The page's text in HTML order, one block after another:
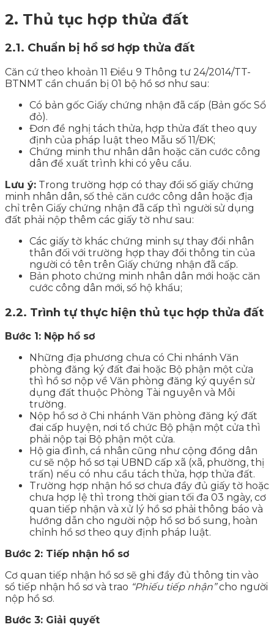
2. Thủ tục hợp thửa đất
2.1. Chuẩn bị hồ sơ hợp thửa đất
Căn cứ theo khoản 11 Điều 9 Thông tư 24/2014/TT-
BTNMT cần chuẩn bị 01 bộ hồ sơ như sau:
Có bản gốc Giấy chứng nhận đã cấp (Bản gốc Sổ
đỏ).
Đơn đề nghị tách thửa, hợp thửa đất theo quy
định của pháp luật theo Mẫu số 11/ĐK;
Chứng minh thư nhân dân hoặc căn cước công
dân để xuất trình khi có yêu cầu.
Lưu ý: Trong trường hợp có thay đổi số giấy chứng
minh nhân dân, số thẻ căn cước công dân hoặc địa
chỉ trên Giấy chứng nhận đã cấp thì người sử dụng
đất phải nộp thêm các giấy tờ như sau:
Các giấy tờ khác chứng minh sự thay đổi nhân
thân đối với trường hợp thay đổi thông tin của
người có tên trên Giấy chứng nhận đã cấp.
Bản photo chứng minh nhân dân mới hoặc căn
cước công dân mới, sổ hộ khẩu;
2.2. Trình tự thực hiện thủ tục hợp thửa đất
Bước 1: Nộp hồ sơ
Những địa phương chưa có Chi nhánh Văn
phòng đăng ký đất đai hoặc Bộ phận một cửa
thì hồ sơ nộp về Văn phòng đăng ký quyền sử
dụng đất thuộc Phòng Tài nguyên và Môi
trường.
Nộp hồ sơ ở Chi nhánh Văn phòng đăng ký đất
đai cấp huyện, nơi tổ chức Bộ phận một cửa thì
phải nộp tại Bộ phận một cửa.
Hộ gia đình, cá nhân cũng như cộng đồng dân
cư sẽ nộp hồ sơ tại UBND cấp xã (xã, phường, thị
trấn) nếu có nhu cầu tách thửa, hợp thửa đất.
Trường hợp nhận hồ sơ chưa đầy đủ giấy tờ hoặc
chưa hợp lệ thì trong thời gian tối đa 03 ngày, cơ
quan tiếp nhận và xử lý hồ sơ phải thông báo và
hướng dẫn cho người nộp hồ sơ bổ sung, hoàn
chỉnh hồ sơ theo quy định pháp luật.
Bước 2: Tiếp nhận hồ sơ
Cơ quan tiếp nhận hồ sơ sẽ ghi đầy đủ thông tin vào
sổ tiếp nhận hồ sơ và trao “Phiếu tiếp nhận”cho người
nộp hồ sơ.
Bước 3: Giải quyết